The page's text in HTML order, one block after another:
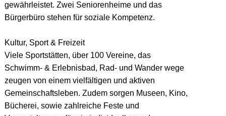
gewährleistet. Zwei Seniorenheime und das
Bürgerbüro stehen für soziale Kompetenz.
Kultur, Sport & Freizeit
Viele Sportstätten, über 100 Vereine, das
Schwimm- & Erlebnisbad, Rad- und Wander wege
zeugen von einem vielfältigen und aktiven
Gemeinschaftsleben. Zudem sorgen Museen, Kino,
Bücherei, sowie zahlreiche Feste und